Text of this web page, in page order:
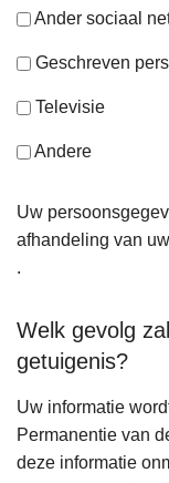
Ander sociaal
Geschreven pers
Televisie
Andere
Uw
afhandeling van
.
Welk gevolg
getuigenis?
Uw informatie
Permanentie van
deze informatie